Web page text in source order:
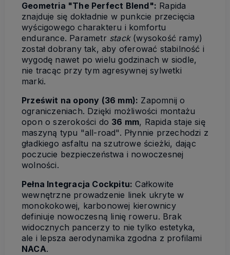
Geometria "The Perfect Blend": Rapida
znajduje się dokładnie w punkcie przecięcia
wyścigowego charakteru i komfortu
endurance. Parametr stack(wysokość ramy)
został dobrany tak, aby oferować stabilność i
wygodę nawet po wielu godzinach w siodle,
nie tracąc przy tym agresywnej sylwetki
marki.
Prześwit na opony (36 mm): Zapomnij o
ograniczeniach. Dzięki możliwości montażu
opon o szerokości do 36 mm, Rapida staje się
maszyną typu "all-road". Płynnie przechodzi z
gładkiego asfaltu na szutrowe ścieżki, dając
poczucie bezpieczeństwa i nowoczesnej
wolności.
Pełna Integracja Cockpitu: Całkowite
wewnętrzne prowadzenie linek ukryte w
monokokowej, karbonowej kierownicy
definiuje nowoczesną linię roweru. Brak
widocznych pancerzy to nie tylko estetyka,
ale i lepsza aerodynamika zgodna z profilami
NACA.